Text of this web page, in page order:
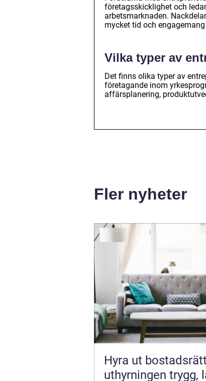
företagsskicklighet och
arbetsmarknaden.
mycket tid och
Vilka typer av
Det finns olika typer av
företagande inom
affärsplanering,
Fler nyheter
Hyra ut bostadsrätt så gör du
uthyrningen trygg,